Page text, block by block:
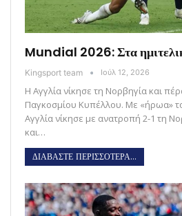
Mundial 2026: Στα
Kingsport team Ιούλ 12, 2026
Η Αγγλία νίκησε τη Νορβηγία και
Παγκοσμίου Κυπέλλου. Με «ήρωα»
Αγγλία νίκησε με ανατροπή 2-1 τη
και…
ΔΙΑΒΑΣΤΕ ΠΕΡΙΣΣΟΤΕΡΑ...